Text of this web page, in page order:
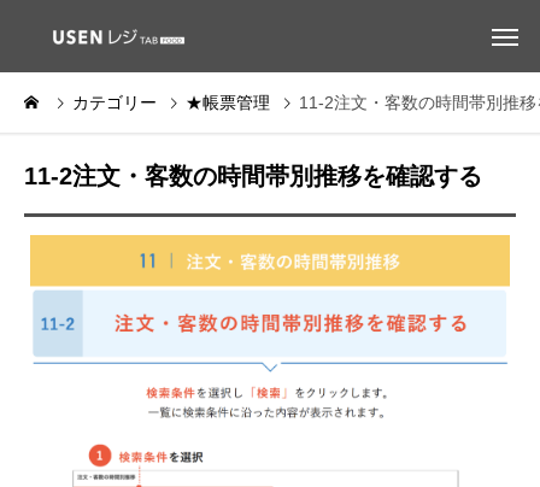
カテゴリー ★帳票管理 11-2注文・客数の時間帯別推
11-2注文・客数の時間帯別推移を確認する